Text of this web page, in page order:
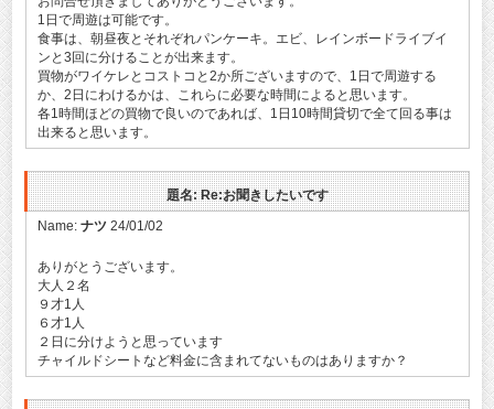
1日で周遊は可能です。
食事は、朝昼夜とそれぞれパンケーキ。エビ、レインボードライブイ
ンと3回に分けることが出来ます。
買物がワイケレとコストコと2か所ございますので、1日で周遊する
か、2日にわけるかは、これらに必要な時間によると思います。
各1時間ほどの買物で良いのであれば、1日10時間貸切で全て回る事は
出来ると思います。
題名: Re:お聞きしたいです
Name: ナツ24/01/02
ありがとうございます。
大人２名
９才1人
６才1人
２日に分けようと思っています
チャイルドシートなど料金に含まれてないものはありますか？